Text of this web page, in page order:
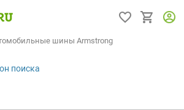
шины Armstrong
поиска